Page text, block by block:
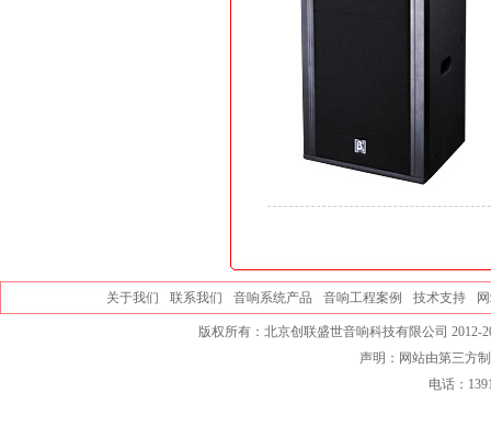
关于我们 联系我们 音响系统产品 音响工程案例 技术支持
版权所有：北京创联盛世音响科技有限公司 2012-
声明：网站由第三方
电话：